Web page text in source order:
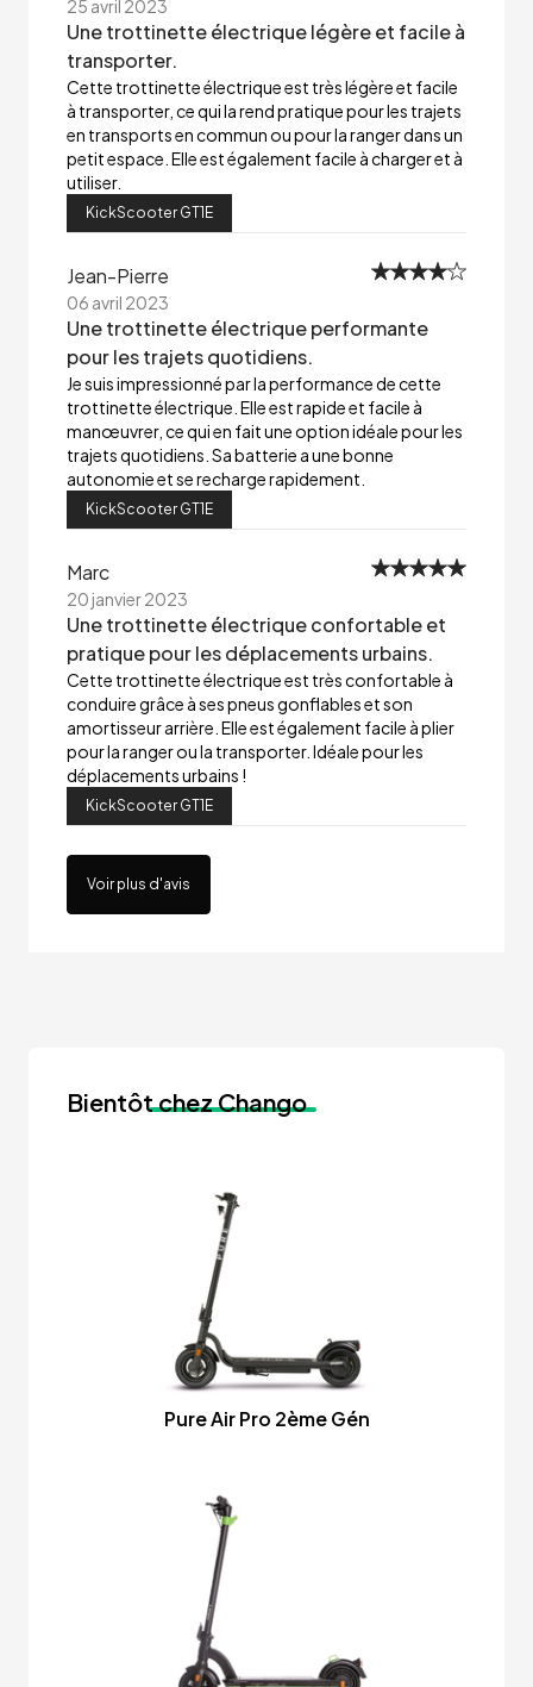
25 avril 2023
Une trottinette électrique légère et facile à
transporter.
Cette trottinette électrique est très légère et facile
à transporter, ce qui la rend pratique pour les trajets
en transports en commun ou pour la ranger dans un
petit espace. Elle est également facile à charger et à
utiliser.
KickScooter GT1E
Jean-Pierre
06 avril 2023
Une trottinette électrique performante
pour les trajets quotidiens.
Je suis impressionné par la performance de cette
trottinette électrique. Elle est rapide et facile à
manœuvrer, ce qui en fait une option idéale pour les
trajets quotidiens. Sa batterie a une bonne
autonomie et se recharge rapidement.
KickScooter GT1E
Marc
20 janvier 2023
Une trottinette électrique confortable et
pratique pour les déplacements urbains.
Cette trottinette électrique est très confortable à
conduire grâce à ses pneus gonflables et son
amortisseur arrière. Elle est également facile à plier
pour la ranger ou la transporter. Idéale pour les
déplacements urbains !
KickScooter GT1E
Voir plus d'avis
Bientôtchez Chango
Pure Air Pro 2ème Gén